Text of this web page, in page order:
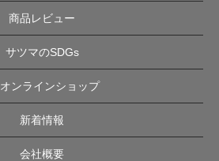
商品レビュー
サツマのSDGs
オンラインショップ
新着情報
会社概要